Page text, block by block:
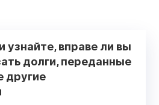
узнайте, вправе ли вы
долги, переданные
другие